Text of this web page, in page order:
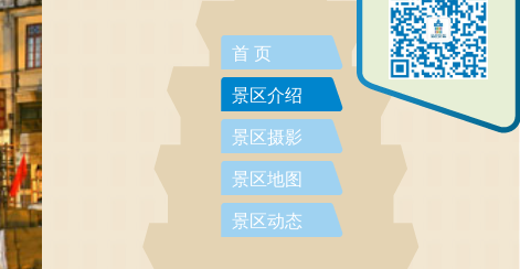
首 页
景区介绍
景区摄影
景区地图
景区动态